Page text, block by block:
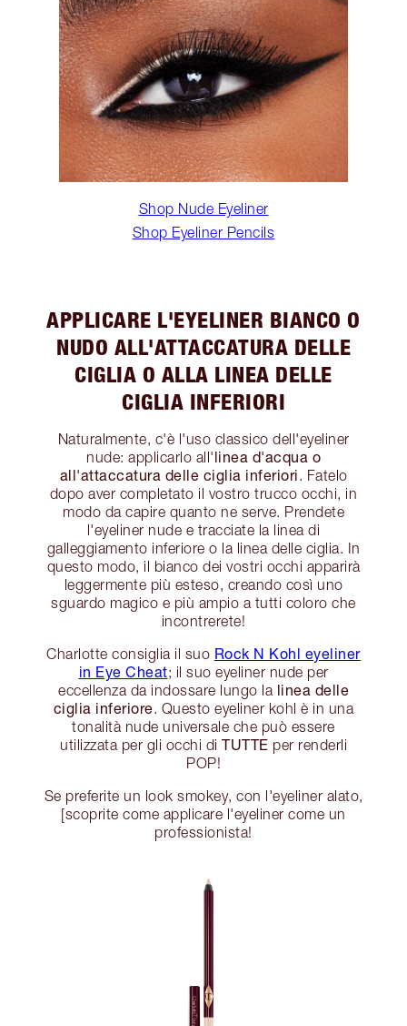
Shop Nude Eyeliner
Shop Eyeliner Pencils
APPLICARE L'EYELINER BIANCO O
NUDO ALL'ATTACCATURA DELLE
CIGLIA O ALLA LINEA DELLE
CIGLIA INFERIORI
Naturalmente, c'è l'uso classico dell'eyeliner
nude: applicarlo all'linea d'acqua o
all'attaccatura delle ciglia inferiori. Fatelo
dopo aver completato il vostro trucco occhi, in
modo da capire quanto ne serve. Prendete
l'eyeliner nude e tracciate la linea di
galleggiamento inferiore o la linea delle ciglia. In
questo modo, il bianco dei vostri occhi apparirà
leggermente più esteso, creando così uno
sguardo magico e più ampio a tutti coloro che
incontrerete!
Charlotte consiglia il suo Rock N Kohl eyeliner
in Eye Cheat; il suo eyeliner nude per
eccellenza da indossare lungo la linea delle
ciglia inferiore. Questo eyeliner kohl è in una
tonalità nude universale che può essere
utilizzata per gli occhi di TUTTE per renderli
POP!
Se preferite un look smokey, con l'eyeliner alato,
[scoprite come applicare l'eyeliner come un
professionista!